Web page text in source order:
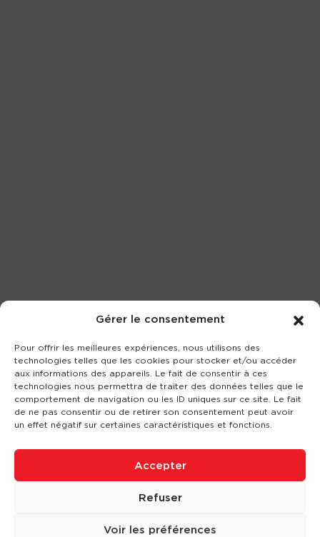
Gérer le consentement
Pour offrir les meilleures expériences, nous utilisons des
technologies telles que les cookies pour stocker et/ou accéder
aux informations des appareils. Le fait de consentir à ces
technologies nous permettra de traiter des données telles que le
comportement de navigation ou les ID uniques sur ce site. Le fait
de ne pas consentir ou de retirer son consentement peut avoir
un effet négatif sur certaines caractéristiques et fonctions.
Accepter
Refuser
Voir les préférences